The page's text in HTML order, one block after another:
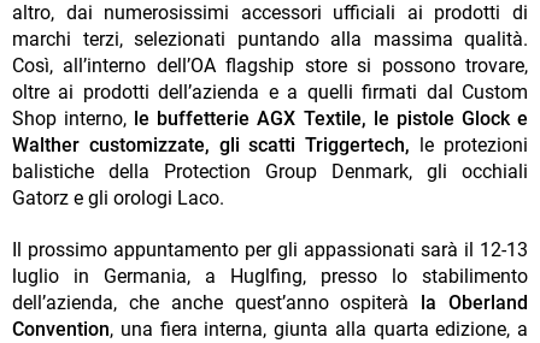
altro, dai numerosissimi accessori ufficiali ai prodotti di
marchi terzi, selezionati puntando alla massima qualità.
Così, all’interno dell’OA flagship store si possono trovare,
oltre ai prodotti dell’azienda e a quelli firmati dal Custom
Shop interno, le buffetterie AGX Textile, le pistole Glock e
Walther customizzate, gli scatti Triggertech, le protezioni
balistiche della Protection Group Denmark, gli occhiali
Gatorz e gli orologi Laco.
Il prossimo appuntamento per gli appassionati sarà il 12-13
luglio in Germania, a Huglfing, presso lo stabilimento
dell’azienda, che anche quest’anno ospiterà la Oberland
Convention, una fiera interna, giunta alla quarta edizione, a